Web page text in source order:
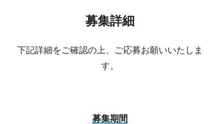
募集詳細
下記詳細をご確認の上、ご応募お願いいたしま
す。
募集期間